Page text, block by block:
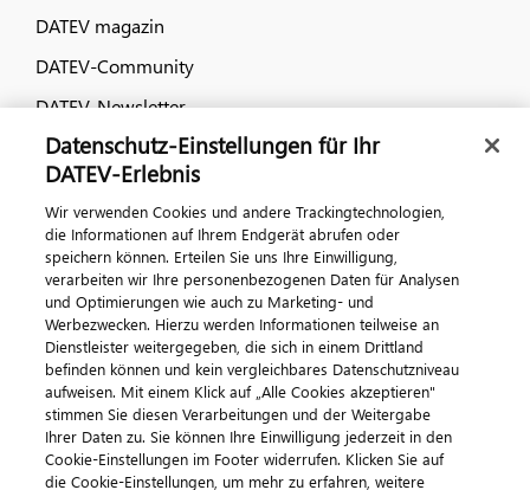
DATEV magazin
DATEV-Community
DATEV-Newsletter
Kontaktieren Sie uns
© 2026 DATEV eG
ImpressumDatenschutzAGB Kontakt
Cookie-Einstellungen
Datenschutz-Einstellungen für Ihr
DATEV-Erlebnis
Wir verwenden Cookies und andere Trackingtechnologien,
die Informationen auf Ihrem Endgerät abrufen oder
speichern können. Erteilen Sie uns Ihre Einwilligung,
verarbeiten wir Ihre personenbezogenen Daten für Analysen
und Optimierungen wie auch zu Marketing- und
Werbezwecken. Hierzu werden Informationen teilweise an
Dienstleister weitergegeben, die sich in einem Drittland
befinden können und kein vergleichbares Datenschutzniveau
aufweisen. Mit einem Klick auf „Alle Cookies akzeptieren"
stimmen Sie diesen Verarbeitungen und der Weitergabe
Ihrer Daten zu. Sie können Ihre Einwilligung jederzeit in den
Cookie-Einstellungen im Footer widerrufen. Klicken Sie auf
die Cookie-Einstellungen, um mehr zu erfahren, weitere